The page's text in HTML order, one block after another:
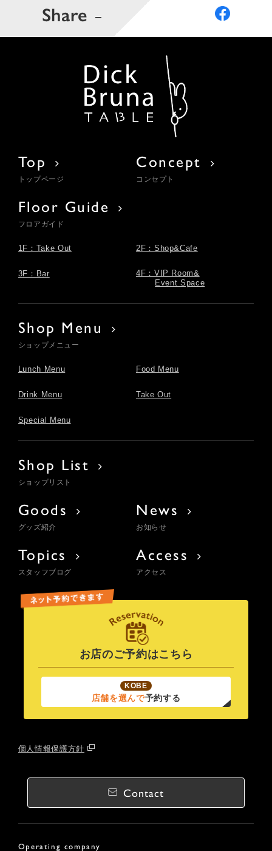
Share
Top
トップページ
Concept
コンセプト
Floor Guide
フロアガイド
1F：Take Out 2F：Shop&Cafe
3F：Bar
4F：VIP Room&
Event Space
Shop Menu
ショップメニュー
Lunch Menu Food Menu
Drink Menu Take Out
Special Menu
Shop List
ショップリスト
Goods
グッズ紹介
News
お知らせ
Topics
スタッフブログ
Access
アクセス
お店のご予約はこちら
KOBE
店舗を選んで予約する
個人情報保護方針
Contact
Operating company